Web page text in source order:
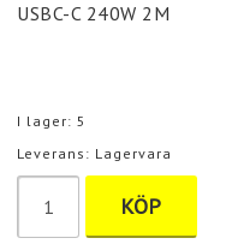
USBC-C 240W 2M
I lager: 5
Leverans: Lagervara
KÖP